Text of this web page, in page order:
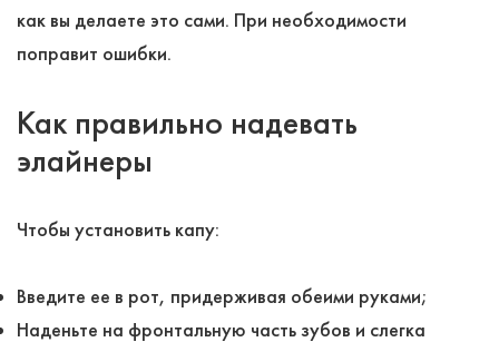
как вы делаете это сами. При необходимости
поправит ошибки.
Как правильно надевать
элайнеры
Чтобы установить капу:
Введите ее в рот, придерживая обеими руками;
Наденьте на фронтальную часть зубов и слегка